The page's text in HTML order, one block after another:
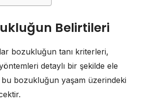
Belirtileri
bozukluğun tanı kriterleri,
detaylı bir şekilde ele
bu bozukluğun yaşam üzerindeki